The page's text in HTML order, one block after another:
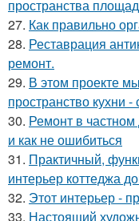
пространства
27. Как правильно
28. Реставрация
ремонт.
29. В этом проекте
пространство кухни
30. Ремонт в
и как не ошибиться
31. Практичный,
интерьер коттеджа
32. Этот интерьер -
33. Настоящий